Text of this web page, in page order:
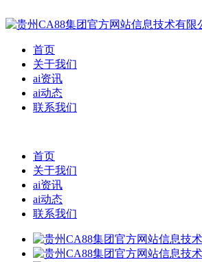
首页
关于我们
ai资讯
ai动态
联系我们
首页
关于我们
ai资讯
ai动态
联系我们